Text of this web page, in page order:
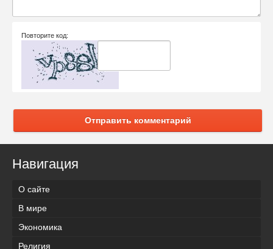
Повторите код:
Отправить комментарий
Навигация
О сайте
В мире
Экономика
Религия